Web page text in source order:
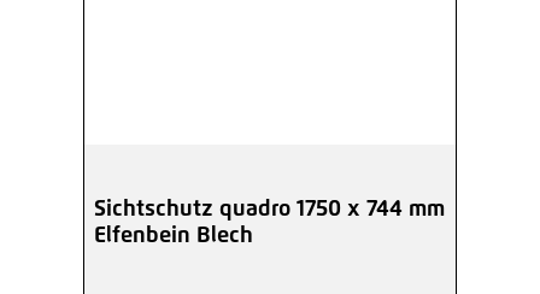
Sichtschutz quadro 1750 x 744 mm
Elfenbein Blech